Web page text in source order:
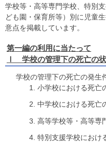
学校等・高等専門学校、特別
ども園・保育所等）別に児童
意点を掲載しています。
第一編の利用に当たって
Ⅰ 学校の管理下の死亡の
学校の管理下の死亡の発生
小学校における死亡
中学校における死亡
高等学校等・高等専
特別支援学校におけ